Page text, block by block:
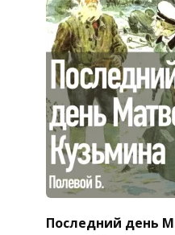
Последний день